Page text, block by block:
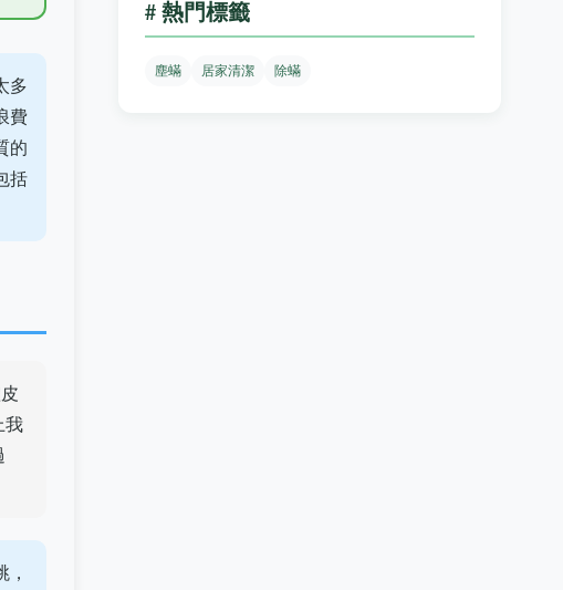
多
費
的
括
我
# 熱門標籤
塵蟎 居家清潔 除蟎